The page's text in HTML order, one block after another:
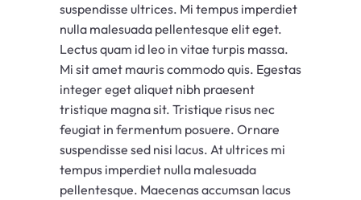
suspendisse ultrices. Mi tempus imperdiet
nulla malesuada pellentesque elit eget.
Lectus quam id leo in vitae turpis massa.
Mi sit amet mauris commodo quis. Egestas
integer eget aliquet nibh praesent
tristique magna sit. Tristique risus nec
feugiat in fermentum posuere. Ornare
suspendisse sed nisi lacus. At ultrices mi
tempus imperdiet nulla malesuada
pellentesque. Maecenas accumsan lacus